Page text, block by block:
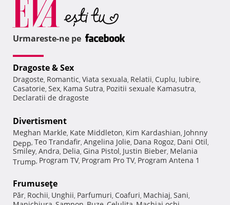
Urmareste-ne pe
Dragoste & Sex
Dragoste, Romantic, Viata sexuala, Relatii, Cuplu, Iubire,
Casatorie, Sex, Kama Sutra, Pozitii sexuale Kamasutra,
Declaratii de dragoste
Divertisment
Meghan Markle, Kate Middleton, Kim Kardashian, Johnny
Depp, Teo Trandafir, Angelina Jolie, Dana Rogoz, Dani Otil,
Smiley, Andra, Delia, Gina Pistol, Justin Bieber, Melania
Trump, Program TV, Program Pro TV, Program Antena 1
Frumuseţe
Păr, Rochii, Unghii, Parfumuri, Coafuri, Machiaj, Sani,